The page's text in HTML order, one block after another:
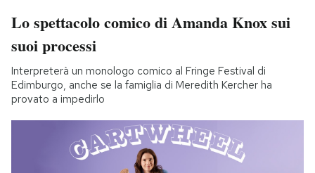
Lo spettacolo comico di Amanda Knox sui
suoi processi
Interpreterà un monologo comico al Fringe Festival di
Edimburgo, anche se la famiglia di Meredith Kercher ha
provato a impedirlo